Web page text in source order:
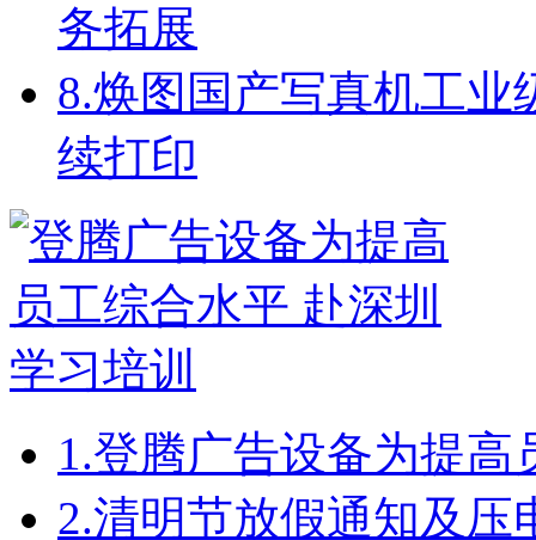
务拓展
8.焕图国产写真机工业
续打印
1.登腾广告设备为提高
2.清明节放假通知及压